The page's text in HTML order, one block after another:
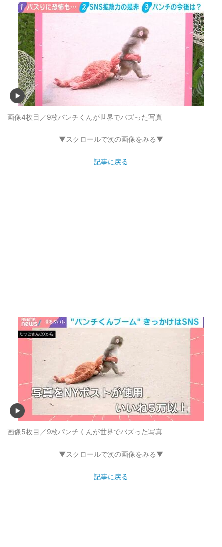
画像4枚目／9枚パンチくんが世界でバズった写真
▼スクロールで次の画像をみる▼
記事に戻る
画像5枚目／9枚パンチくんが世界でバズった写真
▼スクロールで次の画像をみる▼
記事に戻る